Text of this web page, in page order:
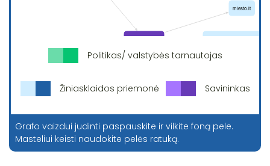
Politikas/ valstybės tarnautojas
Žiniasklaidos priemonė Savininkas
Grafo vaizdui judinti paspauskite ir vilkite foną pele.
Masteliui keisti naudokite pelės ratuką.